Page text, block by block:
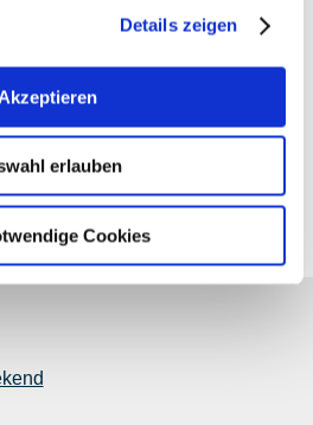
Details zeigen
Akzeptieren
erlauben
Cookies